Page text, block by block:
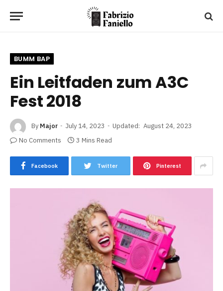
BUMM BAP
Ein Leitfaden zum A3C
Fest 2018
By Major July 14, 2023 Updated: August 24, 2023
No Comments
3 Mins Read
Facebook Twitter Pinterest